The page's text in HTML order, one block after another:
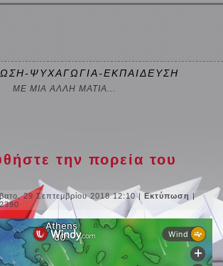
ΨΥΧΑΓΩΓΙΑ-ΕΚΠΑΙΔΕΥΣΗ
ΜΕ ΜΙΑ ΑΛΛΗ ΜΑΤΙΑ...
την πορεία του
29 Σεπτεμβρίου 2018 12:10|Εκτύπωση |